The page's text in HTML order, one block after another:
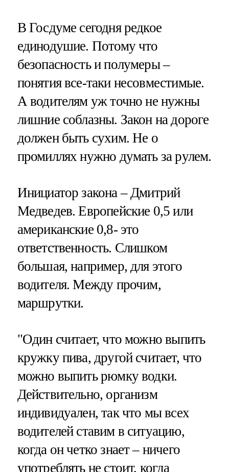
В Госдуме сегодня редкое
единодушие. Потому что
безопасность и полумеры –
понятия все-таки несовместимые.
А водителям уж точно не нужны
лишние соблазны. Закон на дороге
должен быть сухим. Не о
промиллях нужно думать за рулем.
Инициатор закона – Дмитрий
Медведев. Европейские 0,5 или
американские 0,8- это
ответственность. Слишком
большая, например, для этого
водителя. Между прочим,
маршрутки.
"Один считает, что можно выпить
кружку пива, другой считает, что
можно выпить рюмку водки.
Действительно, организм
индивидуален, так что мы всех
водителей ставим в ситуацию,
когда он четко знает – ничего
употреблять не стоит, когда